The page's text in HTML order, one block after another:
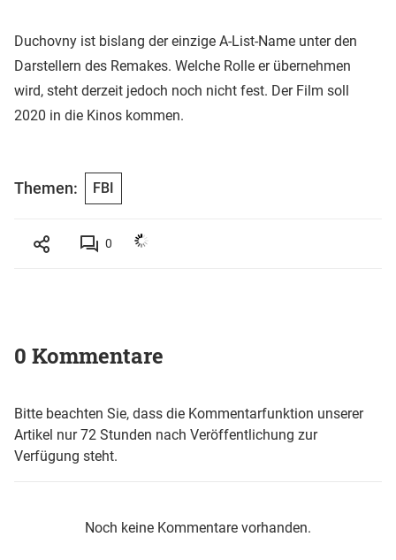
Duchovny ist bislang der einzige A-List-Name unter den
Darstellern des Remakes. Welche Rolle er übernehmen
wird, steht derzeit jedoch noch nicht fest. Der Film soll
2020 in die Kinos kommen.
Themen: FBI
0
0 Kommentare
Bitte beachten Sie, dass die Kommentarfunktion unserer
Artikel nur 72 Stunden nach Veröffentlichung zur
Verfügung steht.
Noch keine Kommentare vorhanden.